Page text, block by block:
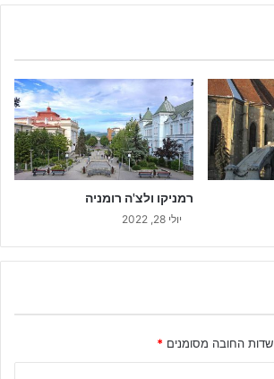
רמניקו ולצ'ה רומניה
יולי 28, 2022
שדות החובה מסומנים *